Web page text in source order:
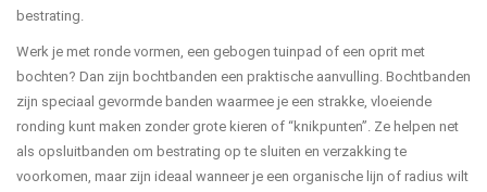
bestrating.
Werk je met ronde vormen, een gebogen tuinpad of een oprit met
bochten? Dan zijn bochtbanden een praktische aanvulling. Bochtbanden
zijn speciaal gevormde banden waarmee je een strakke, vloeiende
ronding kunt maken zonder grote kieren of “knikpunten”. Ze helpen net
als opsluitbanden om bestrating op te sluiten en verzakking te
voorkomen, maar zijn ideaal wanneer je een organische lijn of radius wilt